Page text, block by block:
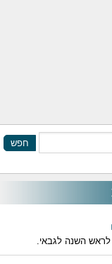
חפש
לראש השנה לגבאי.